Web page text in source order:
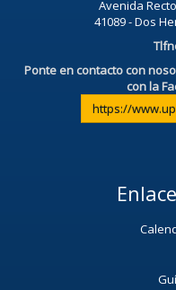
Avenida
41089 - Dos
Ponte en contacto con
con la
https://